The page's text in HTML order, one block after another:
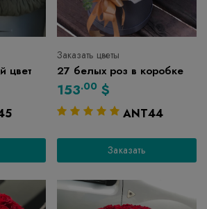
цвет
Заказать цветы
27 белых роз в коробке
153.00 $
ANT44
Заказать